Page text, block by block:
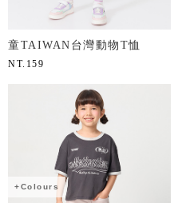
童TAIWAN台灣動物T恤
NT. 159
+Colours